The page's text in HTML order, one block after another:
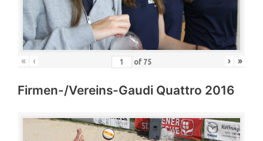
« ‹ of 75 › »
Firmen-/Vereins-Gaudi Quattro 2016